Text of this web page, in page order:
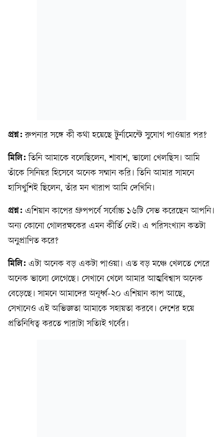
প্রশ্ন: রুপনার সঙ্গে কী কথা হয়েছে টুর্নামেন্টে সুযোগ পাওয়ার পর?
মিলি: তিনি আমাকে বলেছিলেন, শাবাশ, ভালো খেলছিস। আমি
তাঁকে সিনিয়র হিসেবে অনেক সম্মান করি। তিনি আমার সামনে
হাসিখুশিই ছিলেন, তাঁর মন খারাপ আমি দেখিনি।
প্রশ্ন: এশিয়ান কাপের গ্রুপপর্বে সর্বোচ্চ ১৬টি সেভ করেছেন আপনি।
অন্য কোনো গোলরক্ষকের এমন কীর্তি নেই। এ পরিসংখ্যান কতটা
অনুপ্রাণিত করে?
মিলি: এটা অনেক বড় একটা পাওয়া। এত বড় মঞ্চে খেলতে পেরে
অনেক ভালো লেগেছে। সেখানে খেলে আমার আত্মবিশ্বাস অনেক
বেড়েছে। সামনে আমাদের অনূর্ধ্ব-২০ এশিয়ান কাপ আছে,
সেখানেও এই অভিজ্ঞতা আমাকে সহায়তা করবে। দেশের হয়ে
প্রতিনিধিত্ব করতে পারাটা সত্যিই গর্বের।